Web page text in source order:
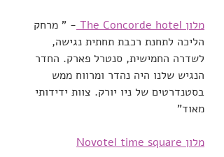
מלון The Concorde hotel
- " מרחק
הליכה לתחנת רכבת תחתית נגישה,
לשדרה החמישית, סנטרל פארק. החדר
הנגיש שלנו היה נהדר ומרווח ממש
בסטנדרטים של ניו יורק. צוות ידידותי
מאוד"
מלון Novotel time square